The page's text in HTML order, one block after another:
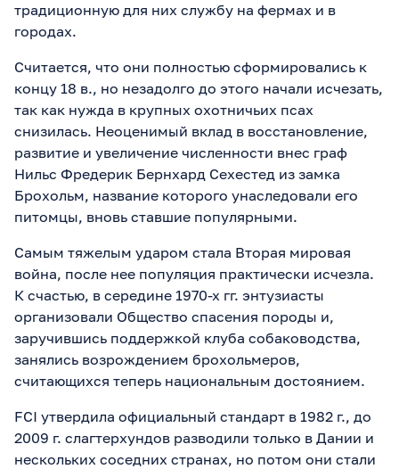
традиционную для них службу на фермах и в
городах.
Считается, что они полностью сформировались к
концу 18 в., но незадолго до этого начали исчезать,
так как нужда в крупных охотничьих псах
снизилась. Неоценимый вклад в восстановление,
развитие и увеличение численности внес граф
Нильс Фредерик Бернхард Сехестед из замка
Брохольм, название которого унаследовали его
питомцы, вновь ставшие популярными.
Самым тяжелым ударом стала Вторая мировая
война, после нее популяция практически исчезла.
К счастью, в середине 1970-х гг. энтузиасты
организовали Общество спасения породы и,
заручившись поддержкой клуба собаководства,
занялись возрождением брохольмеров,
считающихся теперь национальным достоянием.
FCI утвердила официальный стандарт в 1982 г., до
2009 г. слагтерхундов разводили только в Дании и
нескольких соседних странах, но потом они стали